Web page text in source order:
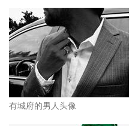
有城府的男人头像